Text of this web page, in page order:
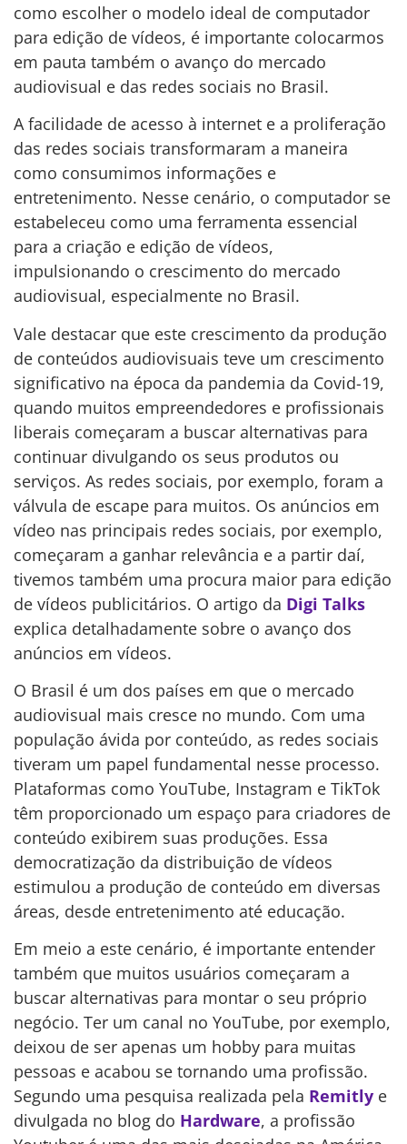
como escolher o modelo ideal de computador
para edição de vídeos, é importante colocarmos
em pauta também o avanço do mercado
audiovisual e das redes sociais no Brasil.
A facilidade de acesso à internet e a proliferação
das redes sociais transformaram a maneira
como consumimos informações e
entretenimento. Nesse cenário, o computador se
estabeleceu como uma ferramenta essencial
para a criação e edição de vídeos,
impulsionando o crescimento do mercado
audiovisual, especialmente no Brasil.
Vale destacar que este crescimento da produção
de conteúdos audiovisuais teve um crescimento
significativo na época da pandemia da Covid-19,
quando muitos empreendedores e profissionais
liberais começaram a buscar alternativas para
continuar divulgando os seus produtos ou
serviços. As redes sociais, por exemplo, foram a
válvula de escape para muitos. Os anúncios em
vídeo nas principais redes sociais, por exemplo,
começaram a ganhar relevância e a partir daí,
tivemos também uma procura maior para edição
de vídeos publicitários. O artigo da Digi Talks
explica detalhadamente sobre o avanço dos
anúncios em vídeos.
O Brasil é um dos países em que o mercado
audiovisual mais cresce no mundo. Com uma
população ávida por conteúdo, as redes sociais
tiveram um papel fundamental nesse processo.
Plataformas como YouTube, Instagram e TikTok
têm proporcionado um espaço para criadores de
conteúdo exibirem suas produções. Essa
democratização da distribuição de vídeos
estimulou a produção de conteúdo em diversas
áreas, desde entretenimento até educação.
Em meio a este cenário, é importante entender
também que muitos usuários começaram a
buscar alternativas para montar o seu próprio
negócio. Ter um canal no YouTube, por exemplo,
deixou de ser apenas um hobby para muitas
pessoas e acabou se tornando uma profissão.
Segundo uma pesquisa realizada pela Remitly e
divulgada no blog do Hardware, a profissão